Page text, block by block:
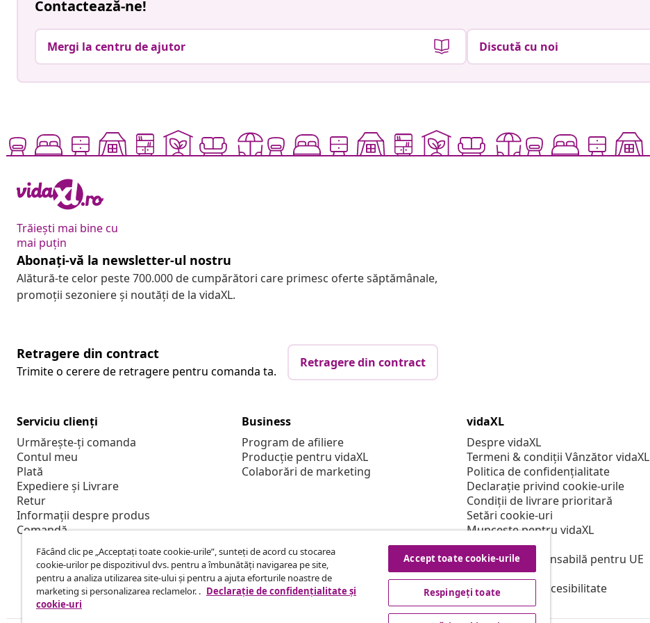
Contactează-ne!
Mergi la centru de ajutor Discută cu noi
Trăiești mai bine cu
mai puțin
Abonați-vă la newsletter-ul nostru
Alătură-te celor peste 700.000 de cumpărători care primesc oferte săptămânale,
promoții sezoniere și noutăți de la vidaXL.
Retragere din contract
Trimite o cerere de retragere pentru comanda ta.
Retragere din contract
Serviciu clienți
Urmărește-ți comanda
Contul meu
Plată
Expediere și Livrare
Retur
Informații despre produs
Comandă
Business
Program de afiliere
Producție pentru vidaXL
Colaborări de marketing
vidaXL
Despre vidaXL
Termeni & condiții Vânzător vidaXL
Politica de confidențialitate
Declarație privind cookie-urile
Condiții de livrare prioritară
Setări cookie-uri
Muncește pentru vidaXL
Securitate
Persoană responsabilă pentru UE
Politica de EPR
Declarație de accesibilitate
Făcând clic pe „Acceptați toate cookie-urile”, sunteți de acord cu stocarea
cookie-urilor pe dispozitivul dvs. pentru a îmbunătăți navigarea pe site,
pentru a analiza utilizarea site-ului și pentru a ajuta eforturile noastre de
marketing si personalizarea reclamelor. . Declarație de confidențialitate și
cookie-uri
Accept toate cookie-urile
Respingeți toate